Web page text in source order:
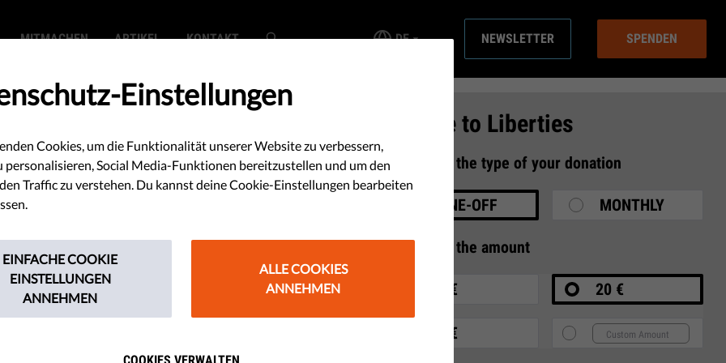
MITMACHEN ARTIKEL KONTAKT DE NEWSLETTER SPENDEN
NGOs und
ziehen den
Dreck
engagiert, die sich sonst für
Donate to Liberties
Select the type of your donation
ONE-OFF MONTHLY
2 Select the amount
10 € 20 €
35 €
Einstellungen
Cookies, um die Funktionalität unserer Website zu verbessern,
personalisieren, Social Media-Funktionen bereitzustellen und um den
Traffic zu verstehen. Du kannst deine Cookie-Einstellungen bearbeiten
EINFACHE COOKIE
EINSTELLUNGEN
ANNEHMEN
ALLE COOKIES
ANNEHMEN